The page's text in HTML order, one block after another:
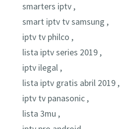
smarters iptv ,
smart iptv tv samsung ,
iptv tv philco ,
lista iptv series 2019 ,
iptv ilegal ,
lista iptv gratis abril 2019 ,
iptv tv panasonic ,
lista 3mu ,